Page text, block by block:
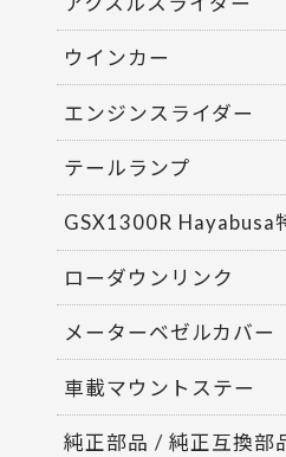
ウインカー
エンジンスライダー
テールランプ
GSX1300R Hayabusa
ローダウンリンク
メーターベゼルカバー
車載マウントステー
純正部品 / 純正互換部